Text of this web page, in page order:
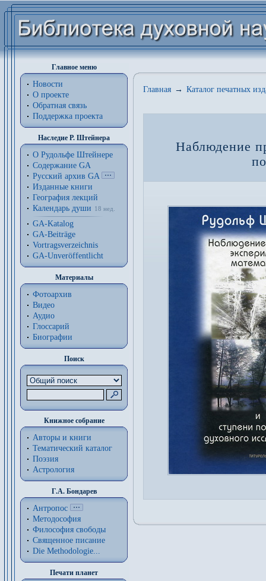
Главное меню
Новости
О проекте
Обратная связь
Поддержка проекта
Наследие Р. Штейнера
О Рудольфе Штейнере
Содержание GA
Русский архив GA
Изданные книги
География лекций
Календарь души
18 нед.
GA-Katalog
GA-Beiträge
Vortragsverzeichnis
GA-Unveröffentlicht
Материалы
Фотоархив
Видео
Аудио
Глоссарий
Биографии
Поиск
Книжное собрание
Авторы и книги
Тематический каталог
Поэзия
Астрология
Г.А. Бондарев
Антропос
Методософия
Философия cвободы
Священное писание
Die Methodologie...
Печати планет
Главная → Каталог печатных
Наблюдение